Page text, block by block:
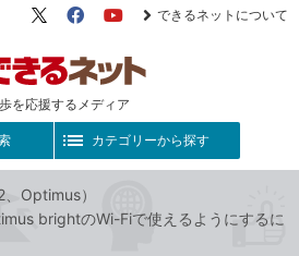
を応援するメディア
X（旧
FacebookYouTube
できるネットについて
カテゴリーから探す
、Optimus）
brightのWi-Fiで使えるようにするに